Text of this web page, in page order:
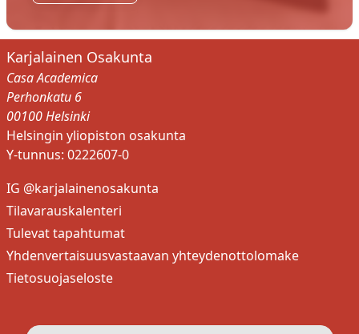
Karjalainen Osakunta
Casa Academica
Perhonkatu 6
00100 Helsinki
Helsingin yliopiston osakunta
Y-tunnus: 0222607-0
IG @karjalainenosakunta
Tilavarauskalenteri
Tulevat tapahtumat
Yhdenvertaisuusvastaavan yhteydenottolomake
Tietosuojaseloste